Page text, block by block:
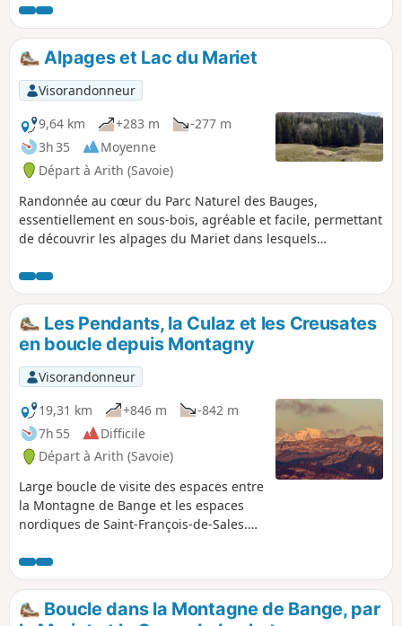
appellation. C'est un itinéraire qui s'affranchit souvent des
sentiers balisés où il faut bien utiliser la carte pour la faire
parler.Alpages et Lac du Mariet
Visorandonneur
9,64 km
+283 m
-277 m
3h 35
Moyenne
Départ à Arith (Savoie)
Randonnée au cœur du Parc Naturel des Bauges,
essentiellement en sous-bois, agréable et facile, permettant
de découvrir les alpages du Mariet dans lesquels
touche aquatique dans un océan de prairies fleuries. GPS
conseillé !
Les Pendants, la Culaz et les Creusates
en boucle depuis Montagny
Visorandonneur
19,31 km
+846 m
-842 m
7h 55
Difficile
Départ à Arith (Savoie)
Large boucle de visite des espaces entre
la Montagne de Bange et les espaces
nordiques de Saint-François-de-Sales.
jusqu’au Creux de Lachat, puis par le
refuge, une grimpée aux Pendants pour
redescendre par la crête et sa table
d’orientation jusqu’au Col de la Cochette.
Boucle dans la Montagne de Bange, par